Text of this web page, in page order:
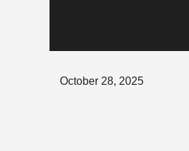
Posted
October 28, 2025